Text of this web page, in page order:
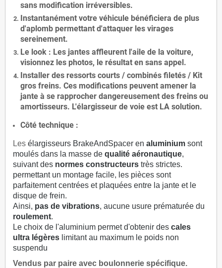
sans modification irréversibles.
Instantanément votre véhicule bénéficiera de plus
d'aplomb permettant d'attaquer les virages
sereinement.
Le look : Les jantes affleurent l'aile de la voiture,
visionnez les photos, le résultat en sans appel.
Installer des ressorts courts / combinés filetés / Kit
gros freins. Ces modifications peuvent amener la
jante à se rapprocher dangereusement des freins ou
amortisseurs. L'élargisseur de voie est LA solution.
Côté technique :
Les élargisseurs BrakeAndSpacer en aluminium sont
moulés dans la masse de qualité aéronautique,
suivant des normes constructeurs très strictes.
permettant un montage facile, les pièces sont
parfaitement centrées et plaquées entre la jante et le
disque de frein.
Ainsi, pas de vibrations, aucune usure prématurée du
roulement.
Le choix de l'aluminium permet d'obtenir des cales
ultra légères limitant au maximum le poids non
suspendu
Vendus par paire avec boulonnerie spécifique.